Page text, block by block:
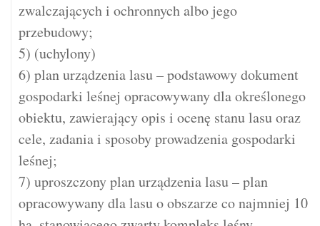
zwalczających i ochronnych albo jego
przebudowy;
5) (uchylony)
6) plan urządzenia lasu – podstawowy dokument
gospodarki leśnej opracowywany dla określonego
obiektu, zawierający opis i ocenę stanu lasu oraz
cele, zadania i sposoby prowadzenia gospodarki
leśnej;
7) uproszczony plan urządzenia lasu – plan
opracowywany dla lasu o obszarze co najmniej 10